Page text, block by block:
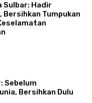
Sulbar: Hadir
Bersihkan Tumpukan
Sebelum
Bersihkan Dulu